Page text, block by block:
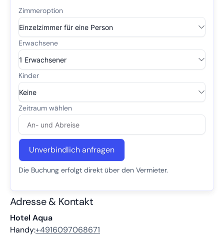
Unverbindlich anfragen
Die Buchung erfolgt direkt über den Vermieter.
Adresse & Kontakt
Hotel Aqua
Handy:+4916097068671